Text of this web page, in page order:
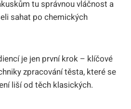
tu správnou vláčnost a
sahat po chemických
je jen první krok – klíčové
zpracování těsta, které se
liší od těch klasických.